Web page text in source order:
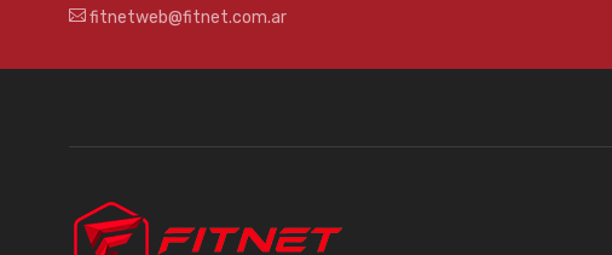
fitnetweb@fitnet.com.ar